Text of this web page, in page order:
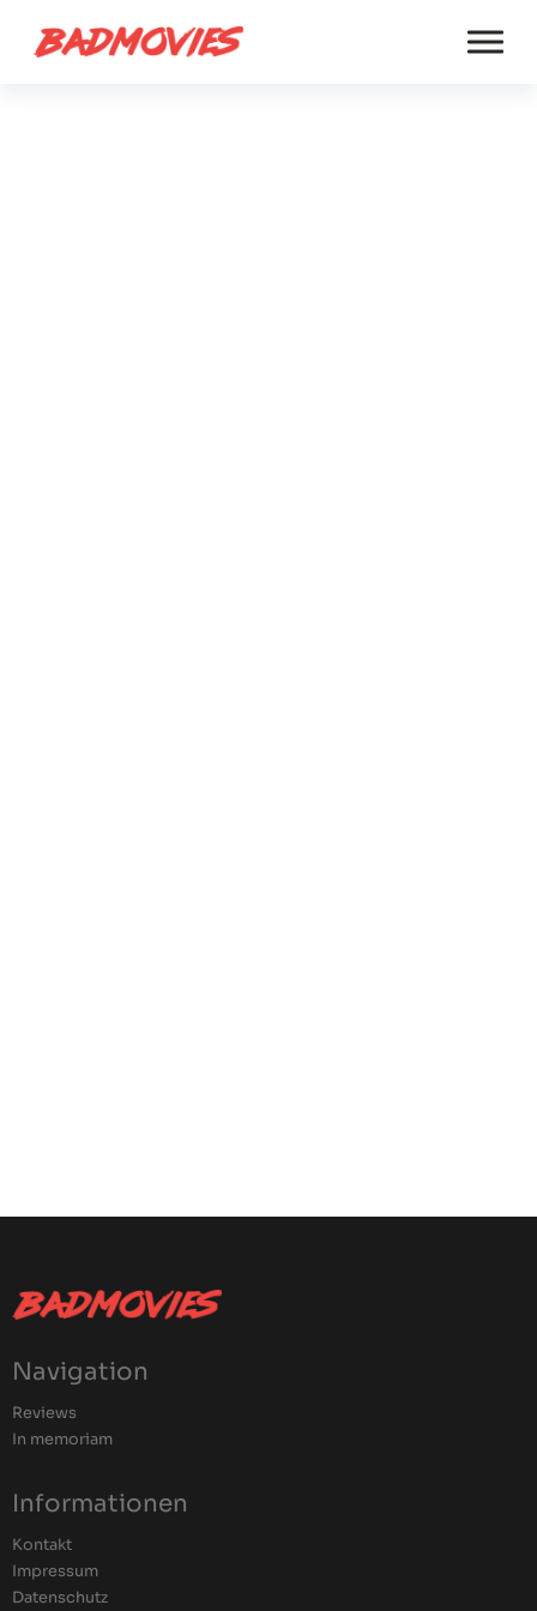
Navigation
Reviews
In memoriam
Informationen
Kontakt
Impressum
Datenschutz